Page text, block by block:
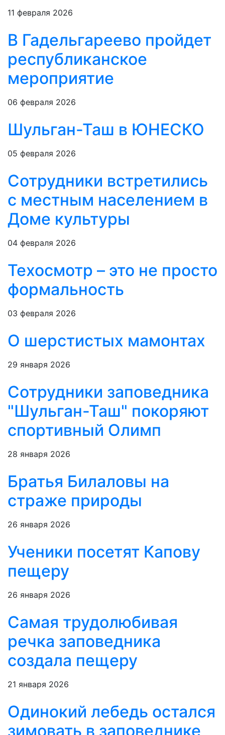
11 февраля 2026
В Гадельгареево пройдет
республиканское
мероприятие
06 февраля 2026
Шульган-Таш в ЮНЕСКО
05 февраля 2026
Сотрудники встретились
с местным населением в
Доме культуры
04 февраля 2026
Техосмотр – это не просто
формальность
03 февраля 2026
О шерстистых мамонтах
29 января 2026
Сотрудники заповедника
"Шульган-Таш" покоряют
спортивный Олимп
28 января 2026
Братья Билаловы на
страже природы
26 января 2026
Ученики посетят Капову
пещеру
26 января 2026
Самая трудолюбивая
речка заповедника
создала пещеру
21 января 2026
Одинокий лебедь остался
зимовать в заповеднике